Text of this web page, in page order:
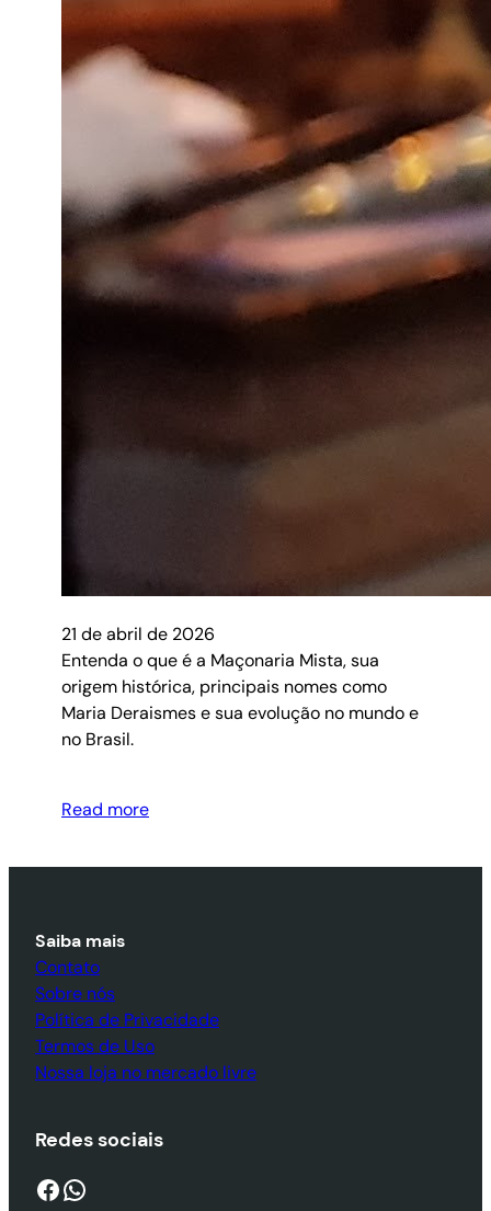
21 de abril de 2026
Entenda o que é a Maçonaria Mista, sua
origem histórica, principais nomes como
Maria Deraismes e sua evolução no mundo e
no Brasil.
Read more
Saiba mais
Contato
Sobre nós
Política de Privacidade
Termos de Uso
Nossa loja no mercado livre
Redes sociais
Facebook WhatsApp